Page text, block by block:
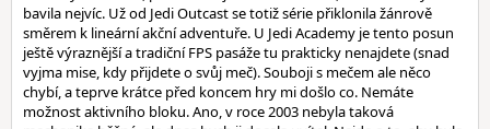
bavila nejvíc. Už od Jedi Outcast se totiž série přiklonila žánrově
směrem k lineární akční adventuře. U Jedi Academy je tento posun
ještě výraznější a tradiční FPS pasáže tu prakticky nenajdete (snad
vyjma mise, kdy přijdete o svůj meč). Souboji s mečem ale něco
chybí, a teprve krátce před koncem hry mi došlo co. Nemáte
možnost aktivního bloku. Ano, v roce 2003 nebyla taková